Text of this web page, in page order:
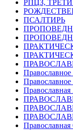
РПЦЗ,
ПСАЛТИРЬ
Православное